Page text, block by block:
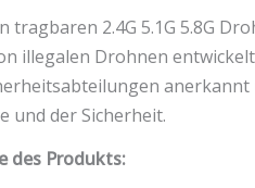
tragbaren 2.4G 5.1G 5.8G
illegalen Drohnen
und der Sicherheit.
des Produkts: